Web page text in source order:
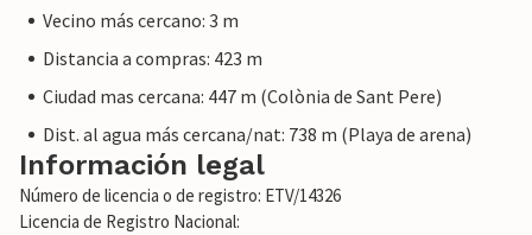
Vecino más cercano: 3 m
Distancia a compras: 423 m
Ciudad mas cercana: 447 m (Colònia de Sant Pere)
Dist. al agua más cercana/nat: 738 m (Playa de arena)
Información legal
Número de licencia o de registro: ETV/14326
Licencia de Registro Nacional: